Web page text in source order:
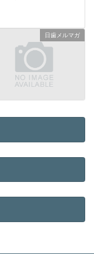
日歯メルマガ